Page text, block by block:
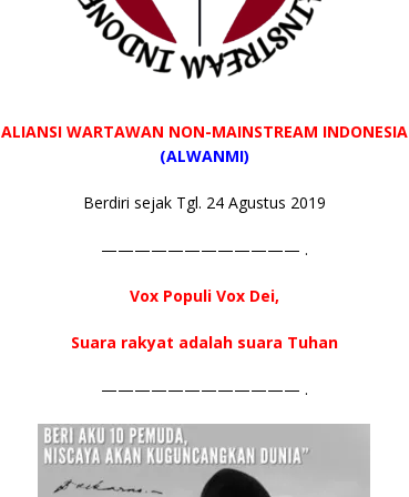
ALIANSI WARTAWAN NON-MAINSTREAM INDONESIA
(ALWANMI)
Berdiri sejak Tgl. 24 Agustus 2019
———————————— .
Vox Populi Vox Dei,
Suara rakyat adalah suara Tuhan
———————————— .